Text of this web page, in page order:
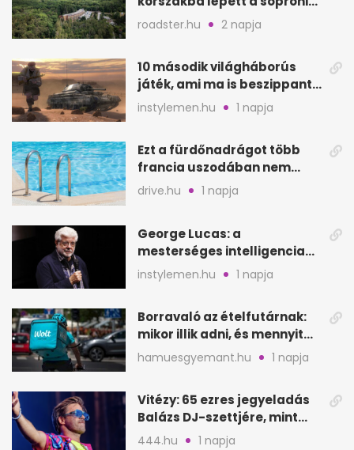
Fagus Hotel
roadster.hu 2 napja
10 második világháborús
játék, ami ma is beszippant
a képernyő elé
instylemen.hu 1 napja
Ezt a fürdőnadrágot több
francia uszodában nem
fogadják el
drive.hu 1 napja
George Lucas: a
mesterséges intelligencia
lehet Hollywood következő
lépése
instylemen.hu 1 napja
Borravaló az ételfutárnak:
mikor illik adni, és mennyit
rendeléskor?
hamuesgyemant.hu 1 napja
Vitézy: 65 ezres jegyeladás
Balázs DJ-szettjére, mint
metró nélküli Puskás-meccs
444.hu 1 napja